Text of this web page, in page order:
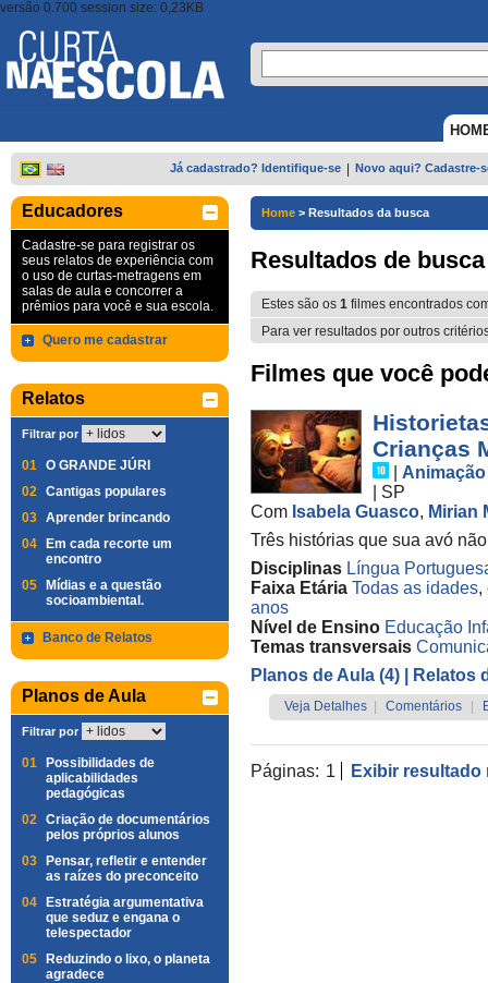
versão 0.700 session size: 0,23KB
Já cadastrado? Identifique-se Novo aqui? Cadastre-
Educadores
Cadastre-se para registrar os
seus relatos de experiência com
o uso de curtas-metragens em
salas de aula e concorrer a
prêmios para você e sua escola.
Quero me cadastrar
Relatos
Filtrar por
01 O GRANDE JÚRI
02 Cantigas populares
03 Aprender brincando
04
Em cada recorte um
encontro
05
Mídias e a questão
socioambiental.
Banco de Relatos
Planos de Aula
Filtrar por
01
Possibilidades de
aplicabilidades
pedagógicas
02 Criação de documentários
pelos próprios alunos
03
Pensar, refletir e entender
as raízes do preconceito
04
Estratégia argumentativa
que seduz e engana o
telespectador
05
Reduzindo o lixo, o planeta
agradece
Home > Resultados da busca
Resultados de busca
Estes são os 1 filmes encontrados
Para ver resultados por outros
Filmes que você
Crianças
Animação
SP
Com Isabela Guasco, Mirian
Três histórias que sua avó
Disciplinas Língua
Faixa Etária Todas as idades,
anos
Nível de Ensino Educação
Temas transversais
Planos de Aula (4)
| Relatos
Veja Detalhes Comentários
Páginas: 1 Exibir resultado